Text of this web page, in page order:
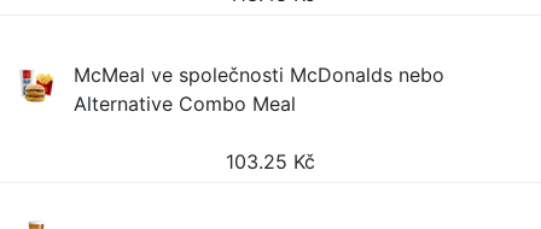
McMeal ve společnosti McDonalds nebo
Alternative Combo Meal
103.25 Kč